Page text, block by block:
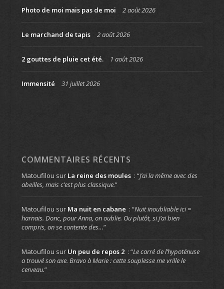
Photo de moi mais pas de moi 2 août 2026
Le marchand de tapis 2 août 2026
2 gouttes de pluie cet été. 1 août 2026
Immensité 31 juillet 2026
COMMENTAIRES RÉCENTS
Matoufilou sur La reine des moules : “J’ai la même avec des
abeilles, mais c’est plus classique.”
Matoufilou sur Ma nuit en cabane : “Nuit inoubliable ici =
harnais. Donc, pour Anna, on oublie. Ou plutôt, si j’ai bien
compris, on se contente des…”
Matoufilou sur Un peu de repos 2 : “Le carré de l’hypoténuse
a trouvé son axe. Bravo à Marie : cette souplesse me vrille le
cerveau.”